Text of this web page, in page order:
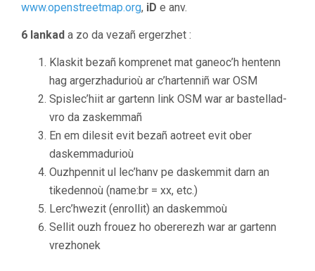
www.openstreetmap.org, iD e anv.
6 lankad a zo da vezañ ergerzhet :
Klaskit bezañ komprenet mat ganeoc’h hentenn
hag argerzhadurioù ar c’hartenniñ war OSM
Spislec’hiit ar gartenn link OSM war ar bastellad-
vro da zaskemmañ
En em dilesit evit bezañ aotreet evit ober
daskemmadurioù
Ouzhpennit ul lec’hanv pe daskemmit darn an
tikedennoù (name:br = xx, etc.)
Lerc’hwezit (enrollit) an daskemmoù
Sellit ouzh frouez ho obererezh war ar gartenn
vrezhonek